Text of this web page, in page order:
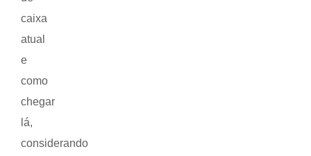
caixa
atual
e
como
chegar
lá,
considerando